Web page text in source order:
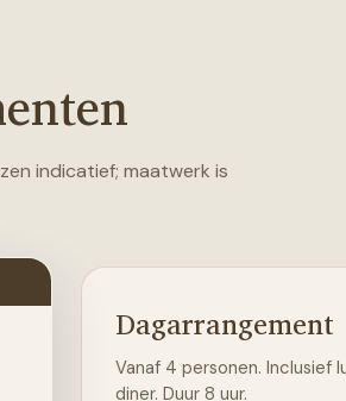
indicatief; maatwerk is
Dagarrangement
Vanaf 4 personen. Inclusief
diner. Duur 8 uur.